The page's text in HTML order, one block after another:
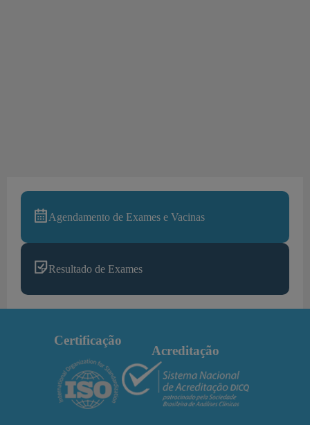
Agendamento de Exames e Vacinas
Resultado de Exames
Certificação
Acreditação